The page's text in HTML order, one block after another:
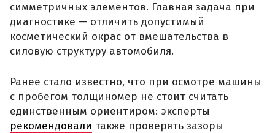
симметричных элементов. Главная задача при
диагностике — отличить допустимый
косметический окрас от вмешательства в
силовую структуру автомобиля.
Ранее стало известно, что при осмотре машины
с пробегом толщиномер не стоит считать
единственным ориентиром: эксперты
рекомендовали также проверять зазоры